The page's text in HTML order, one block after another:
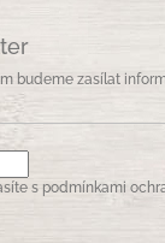
budeme zasílat
s podmínkami